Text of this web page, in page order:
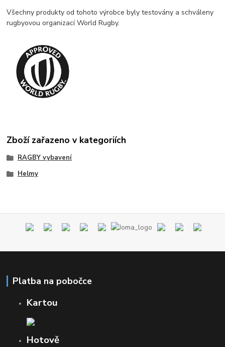
Všechny produkty od tohoto výrobce byly testovány a schváleny
rugbyovou organizací World Rugby.
Zboží zařazeno v kategoriích
RAGBY vybavení
Helmy
Platba na pobočce
Kartou
Hotově